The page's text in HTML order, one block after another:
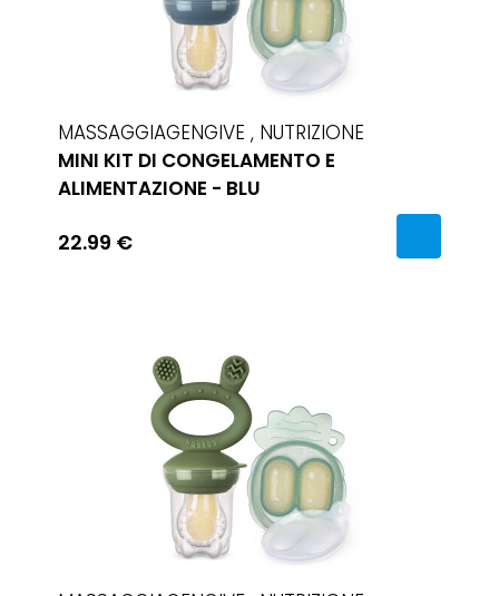
MASSAGGIAGENGIVE , NUTRIZIONE
MINI KIT DI CONGELAMENTO E
ALIMENTAZIONE - BLU
22.99 €